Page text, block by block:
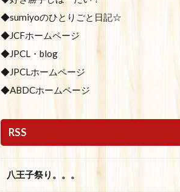
◆sumiyoのひとりごと日記☆
◆JCFホームページ
◆JPCL・blog
◆JPCLホームページ
◆ABDCホームページ
RSS
八王子祭り。。。